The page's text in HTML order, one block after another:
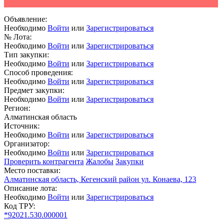
Объявление:
Необходимо Войти или Зарегистрироваться
№ Лота:
Необходимо Войти или Зарегистрироваться
Тип закупки:
Необходимо Войти или Зарегистрироваться
Способ проведения:
Необходимо Войти или Зарегистрироваться
Предмет закупки:
Необходимо Войти или Зарегистрироваться
Регион:
Алматинская область
Источник:
Необходимо Войти или Зарегистрироваться
Организатор:
Необходимо Войти или Зарегистрироваться
Проверить контрагента Жалобы Закупки
Место поставки:
Алматинская область, Кегенский район ул. Конаева, 123
Описание лота:
Необходимо Войти или Зарегистрироваться
Код ТРУ:
*92021.530.000001